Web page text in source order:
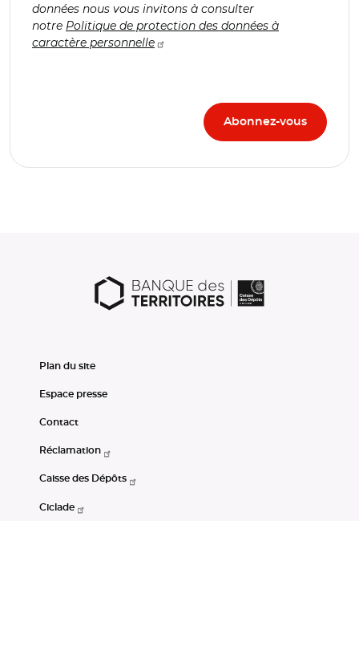
données nous vous invitons à consulter
notre Politique de protection des données à
caractère personnelle
Plan du site
Espace presse
Contact
Réclamation
Caisse des Dépôts
Ciclade